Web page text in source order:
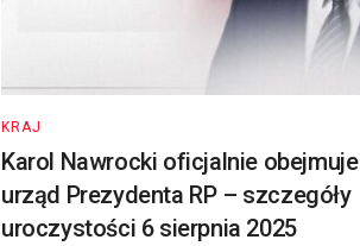
KRAJ
Karol Nawrocki oficjalnie obejmuje
urząd Prezydenta RP – szczegóły
uroczystości 6 sierpnia 2025